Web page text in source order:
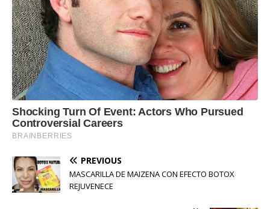
PREVIOUS
MASCARILLA DE MAIZENA CON EFECTO BOTOX
REJUVENECE